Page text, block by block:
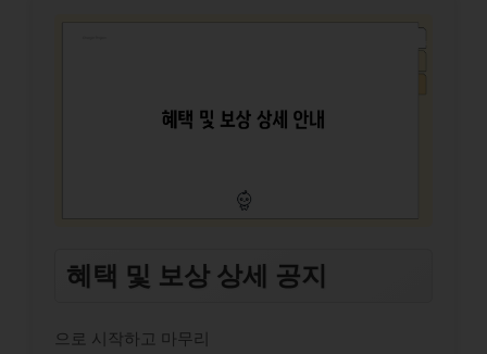
혜택 및 보상 상세 공지
으로 시작하고 마무리